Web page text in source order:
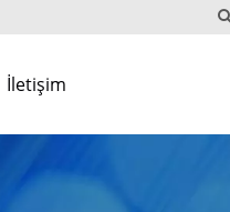
İletişim